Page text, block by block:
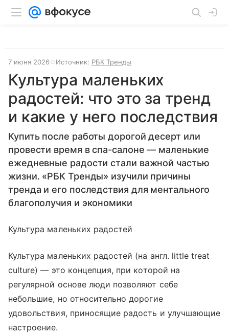
7 июня 2026 Источник: РБК Тренды
Культура маленьких
радостей: что это за тренд
и какие у него последствия
Купить после работы дорогой десерт или
провести время в спа-салоне — маленькие
ежедневные радости стали важной частью
жизни. «РБК Тренды» изучили причины
тренда и его последствия для ментального
благополучия и экономики
Культура маленьких радостей
Культура маленьких радостей (на англ. little treat
culture) — это концепция, при которой на
регулярной основе люди позволяют себе
небольшие, но относительно дорогие
удовольствия, приносящие радость и улучшающие
настроение.